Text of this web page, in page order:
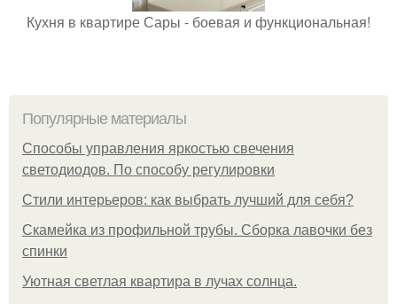
Кухня в квартире Сары - боевая и функциональная!
Популярные материалы
Способы управления яркостью свечения
светодиодов. По способу регулировки
Стили интерьеров: как выбрать лучший для себя?
Скамейка из профильной трубы. Сборка лавочки без
спинки
Уютная светлая квартира в лучах солнца.